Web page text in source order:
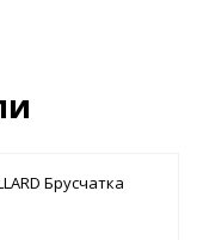
Брусчатка